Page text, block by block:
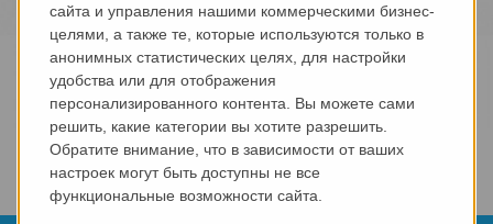
сайта и управления нашими коммерческими бизнес-
целями, а также те, которые используются только в
анонимных статистических целях, для настройки
удобства или для отображения
персонализированного контента. Вы можете сами
решить, какие категории вы хотите разрешить.
Обратите внимание, что в зависимости от ваших
настроек могут быть доступны не все
функциональные возможности сайта.